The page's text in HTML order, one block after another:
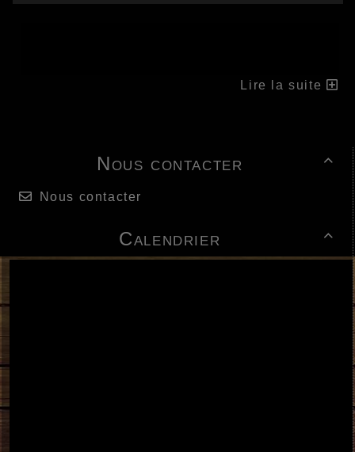

Nous contacter
Nous contacter

Calendrier
Lire la suite